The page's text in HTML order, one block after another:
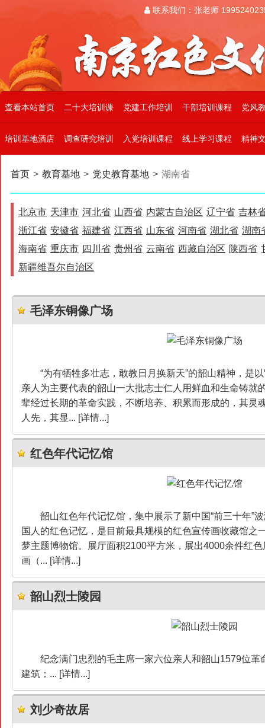
联系我们：张老师
查看本站首页 二十大培训课 党建工作培训 干部培训课程 党风
培训基地酒店 调查研究培训 入党培训课程 线上学习课程 精神
首页 > 教育基地 > 党史教育基地 > 湖南省
北京市 天津市 河北省 山西省 内蒙古自治区 辽宁省 吉林
浙江省 安徽省 福建省 江西省 山东省 河南省 湖北省 湖南
海南省 重庆市 四川省 贵州省 云南省 西藏自治区 陕西省
新疆维吾尔自治区
毛泽东铜像广场
“为有牺牲多壮志，敢教日月换新天”的韶山精神，是
亲人为主要代表的韶山一大批志士仁人用鲜血和生命铸就
辈经过长期的革命实践，不断培养、积累而形成的，其灵
人先，其显... [详情...]
红色年代记忆馆
韶山红色年代记忆馆，集中展示了新中国“前三十年”
国人的红色记忆，是目前最具规模的红色宣传画收藏馆之
梦主题博物馆。展厅面积2100平方米，展出4000余件红
画（... [详情...]
韶山烈士陵园
纪念满门忠烈的毛主席一家六位亲人和韶山1579位革
建筑；... [详情...]
刘少奇故居